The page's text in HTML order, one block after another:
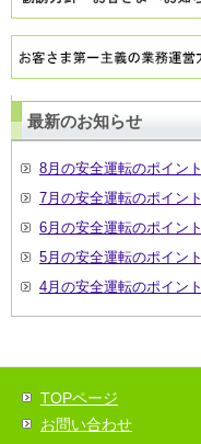
最新のお知らせ
8月の安全運転のポイント
7月の安全運転のポイント
6月の安全運転のポイント
5月の安全運転のポイント
4月の安全運転のポイント
TOPページ
お問い合わせ